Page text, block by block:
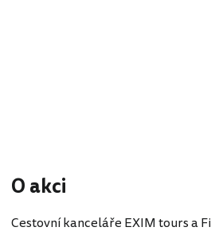
O akci
Cestovní kanceláře EXIM tours a